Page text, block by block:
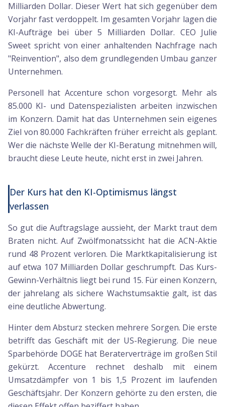
Milliarden Dollar. Dieser Wert hat sich gegenüber dem
Vorjahr fast verdoppelt. Im gesamten Vorjahr lagen die
KI-Aufträge bei über 5 Milliarden Dollar. CEO Julie
Sweet spricht von einer anhaltenden Nachfrage nach
"Reinvention", also dem grundlegenden Umbau ganzer
Unternehmen.
Personell hat Accenture schon vorgesorgt. Mehr als
85.000 KI- und Datenspezialisten arbeiten inzwischen
im Konzern. Damit hat das Unternehmen sein eigenes
Ziel von 80.000 Fachkräften früher erreicht als geplant.
Wer die nächste Welle der KI-Beratung mitnehmen will,
braucht diese Leute heute, nicht erst in zwei Jahren.
Der Kurs hat den KI-Optimismus längst
verlassen
So gut die Auftragslage aussieht, der Markt traut dem
Braten nicht. Auf Zwölfmonatssicht hat die ACN-Aktie
rund 48 Prozent verloren. Die Marktkapitalisierung ist
auf etwa 107 Milliarden Dollar geschrumpft. Das Kurs-
Gewinn-Verhältnis liegt bei rund 15. Für einen Konzern,
der jahrelang als sichere Wachstumsaktie galt, ist das
eine deutliche Abwertung.
Hinter dem Absturz stecken mehrere Sorgen. Die erste
betrifft das Geschäft mit der US-Regierung. Die neue
Sparbehörde DOGE hat Beraterverträge im großen Stil
gekürzt. Accenture rechnet deshalb mit einem
Umsatzdämpfer von 1 bis 1,5 Prozent im laufenden
Geschäftsjahr. Der Konzern gehörte zu den ersten, die